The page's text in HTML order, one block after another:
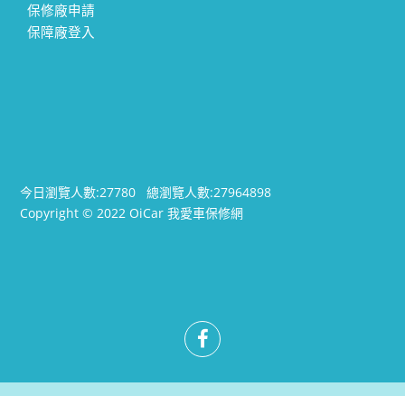
保修廠申請
保障廠登入
今日瀏覽人數:27780總瀏覽人數:27964898
Copyright © 2022 OiCar 我愛車保修網